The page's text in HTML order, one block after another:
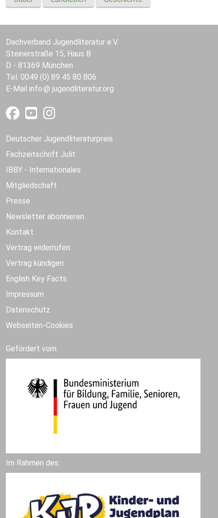
Dachverband Jugendliteratur e.V.
Steinerstraße 15, Haus B
D - 81369 München
Tel. 0049 (0) 89 45 80 806
E-Mail info jugendliteratur.org
Deutscher Jugendliteraturpreis
Fachzeitschrift Julit
IBBY - Internationales
Mitgliedschaft
Presse
Newsletter abonnieren
Kontakt
Vertrag widerrufen
Vertrag kündigen
English Key Facts
Impressum
Datenschutz
Webseiten-Cookies
Gefördert vom:
Im Rahmen des: